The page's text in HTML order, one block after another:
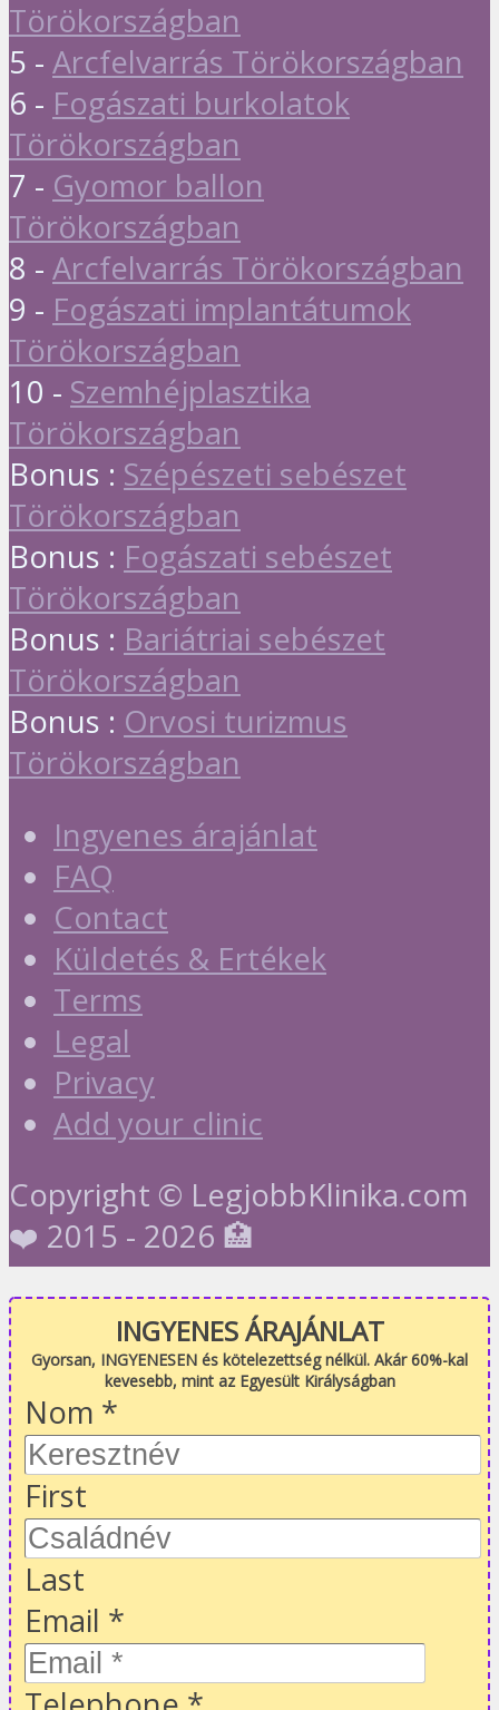
Törökországban
5 - Arcfelvarrás Törökországban
6 - Fogászati burkolatok
Törökországban
7 - Gyomor ballon
Törökországban
8 - Arcfelvarrás Törökországban
9 - Fogászati implantátumok
Törökországban
10 - Szemhéjplasztika
Törökországban
Bonus : Szépészeti sebészet
Törökországban
Bonus : Fogászati sebészet
Törökországban
Bonus : Bariátriai sebészet
Törökországban
Bonus : Orvosi turizmus
Törökországban
Ingyenes árajánlat
FAQ
Contact
Küldetés & Ertékek
Terms
Legal
Privacy
Add your clinic
Copyright © LegjobbKlinika.com
❤️ 2015 - 2026 🏥
INGYENES ÁRAJÁNLAT
Gyorsan, INGYENESEN és kötelezettség nélkül. Akár 60%-kal
kevesebb, mint az Egyesült Királyságban
Nom *
First
Last
Email *